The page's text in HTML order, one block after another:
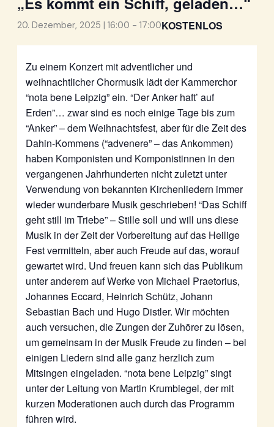
20. Dezember, 2025 | 16:00 - 17:00KOSTENLOS
Zu einem Konzert mit adventlicher und
weihnachtlicher Chormusik lädt der Kammerchor
“nota bene Leipzig” ein. “Der Anker haft’ auf
Erden”… zwar sind es noch einige Tage bis zum
“Anker” – dem Weihnachtsfest, aber für die Zeit des
Dahin-Kommens (“advenere” – das Ankommen)
haben Komponisten und Komponistinnen in den
vergangenen Jahrhunderten nicht zuletzt unter
Verwendung von bekannten Kirchenliedern immer
wieder wunderbare Musik geschrieben! “Das Schiff
geht still im Triebe” – Stille soll und will uns diese
Musik in der Zeit der Vorbereitung auf das Heilige
Fest vermitteln, aber auch Freude auf das, worauf
gewartet wird. Und freuen kann sich das Publikum
unter anderem auf Werke von Michael Praetorius,
Johannes Eccard, Heinrich Schütz, Johann
Sebastian Bach und Hugo Distler. Wir möchten
auch versuchen, die Zungen der Zuhörer zu lösen,
um gemeinsam in der Musik Freude zu finden – bei
einigen Liedern sind alle ganz herzlich zum
Mitsingen eingeladen. “nota bene Leipzig” singt
unter der Leitung von Martin Krumbiegel, der mit
kurzen Moderationen auch durch das Programm
führen wird.